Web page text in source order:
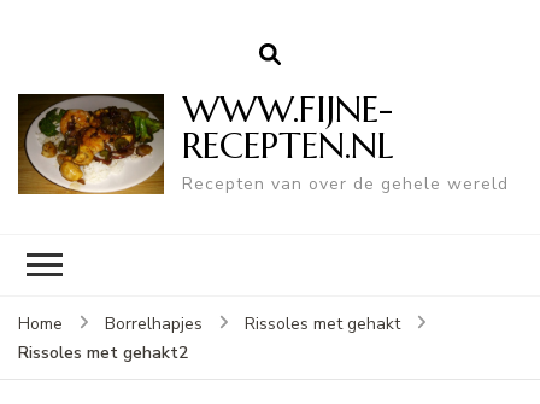
WWW.FIJNE-
RECEPTEN.NL
Recepten van over de gehele wereld
Home Borrelhapjes
Rissoles met gehakt
Rissoles met gehakt2